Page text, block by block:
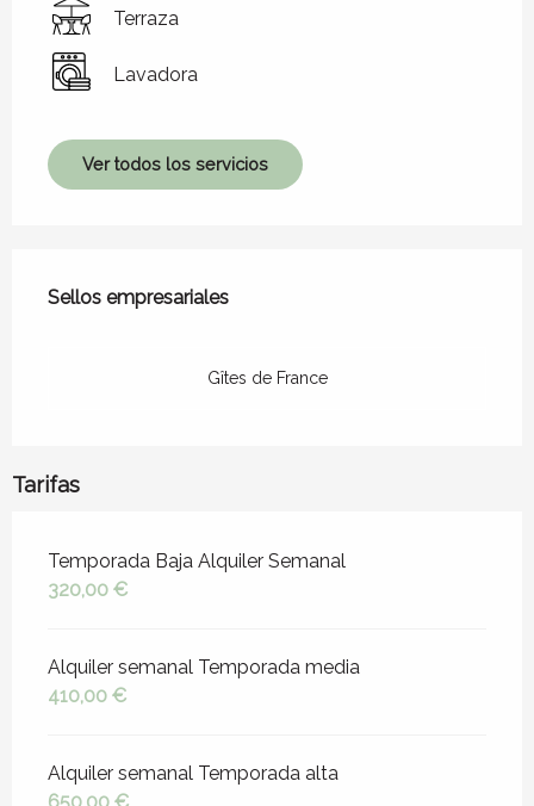
Terraza
Lavadora
Ver todos los servicios
Sellos empresariales
Sellos empresariales
Gîtes de France
Tarifas
Tarifas 2026
Temporada Baja Alquiler Semanal
320,00 €
Alquiler semanal Temporada media
410,00 €
Alquiler semanal Temporada alta